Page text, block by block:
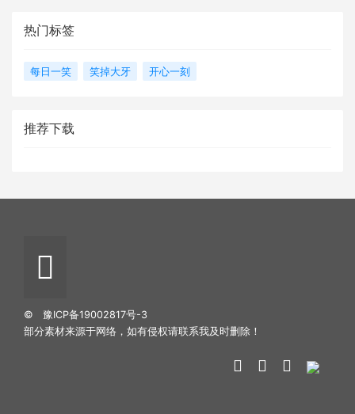
热门标签
每日一笑 笑掉大牙 开心一刻
推荐下载
© 豫ICP备19002817号-3
部分素材来源于网络，如有侵权请联系我及时删除！